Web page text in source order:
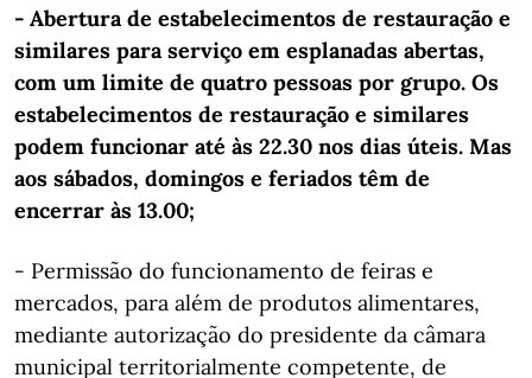
- Abertura de estabelecimentos de restauração e
similares para serviço em esplanadas abertas,
com um limite de quatro pessoas por grupo. Os
estabelecimentos de restauração e similares
podem funcionar até às 22.30 nos dias úteis. Mas
aos sábados, domingos e feriados têm de
encerrar às 13.00;
- Permissão do funcionamento de feiras e
mercados, para além de produtos alimentares,
mediante autorização do presidente da câmara
municipal territorialmente competente, de